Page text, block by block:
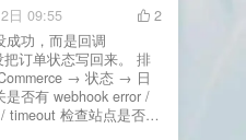
台检查首页、文章
些关键位置。 最好再
滚的插件，万一崩了，
分
退路，稳得很✅😎希望
日 09:55
2
成功，而是回调
订单状态写回来。 排
是否有 webhook error /
查站点是否被